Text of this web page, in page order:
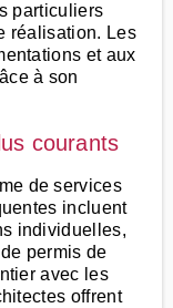
particuliers
réalisation. Les
et aux
à son
courants
de services
incluent
individuelles,
permis de
avec les
offrent